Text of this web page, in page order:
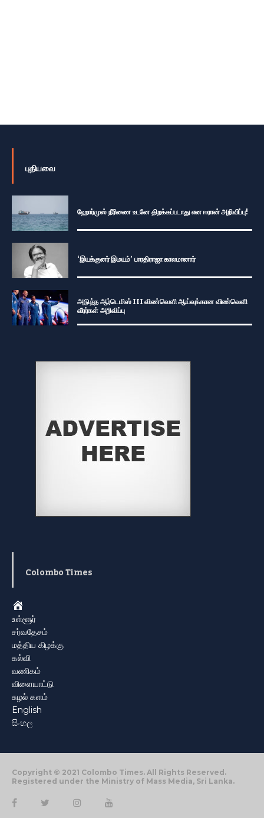
புதியவை
ஹோர்முஸ் நீரிணை உடனே திறக்கப்படாது என ஈரான் அறிவிப்பு!
‘இயக்குனர் இமயம்’ பாரதிராஜா காலமானார்
அடுத்த ஆர்டெமிஸ் III விண்வெளி ஆய்வுக்கான விண்வெளி
வீரர்கள் அறிவிப்பு
Colombo Times
உள்ளூர்
சர்வதேசம்
மத்திய கிழக்கு
கல்வி
வணிகம்
விளையாட்டு
சுழல் களம்
English
සිංහල
Copyright © 2021 Colombo Times. All Rights Reserved.
Registered under the Ministry of Mass Media, Sri Lanka.